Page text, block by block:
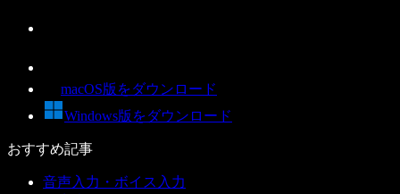
macOS版をダウンロード
Windows版をダウンロード
おすすめ記事
音声入力・ボイス入力